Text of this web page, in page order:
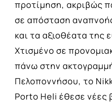
προτίμηση, ακριβώς
σε απόσταση
και τα αξιοθέατα της
Χτισμένο σε
πάνω στην
Πελοποννήσου, το
Porto Heli έθεσε νέες